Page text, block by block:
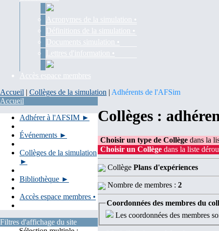
Acronymes de la simulation •
Définitions de la simulation •
Documents simulation •
Lettres d'information •
Accès espace membres
Accueil | Collèges de la simulation | Adhérents de l'AFSim
Accueil
Adhérer à l'AFSIM ►
Événements ►
Collèges de la simulation
►
Bibliothèque ►
Accès espace membres •
Filtres d'affichage du site
Collèges :
Choisir un type de Collège dans la
Choisir un Collège dans la liste
Collège Plans d'expériences
Nombre de membres : 2
Coordonnées des membres du
Les coordonnées des membres